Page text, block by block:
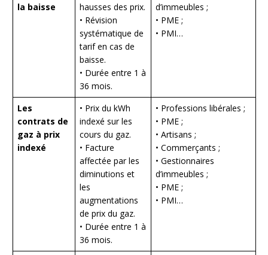
la baisse
hausses des prix.
• Révision
systématique de
tarif en cas de
baisse.
• Durée entre 1 à
36 mois.
d’immeubles ;
• PME ;
• PMI…
Les
contrats de
gaz à prix
indexé
• Prix du kWh
indexé sur les
cours du gaz.
• Facture
affectée par les
diminutions et
les
augmentations
de prix du gaz.
• Durée entre 1 à
36 mois.
• Professions libérales ;
• PME ;
• Artisans ;
• Commerçants ;
• Gestionnaires
d’immeubles ;
• PME ;
• PMI…